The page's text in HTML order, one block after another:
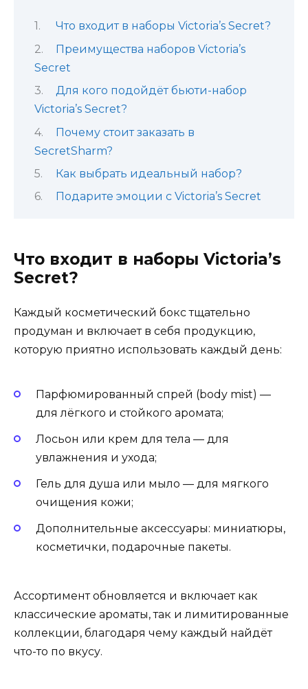
Что входит в наборы Victoria’s Secret?
Преимущества наборов Victoria’s
Secret
Для кого подойдёт бьюти-набор
Victoria’s Secret?
Почему стоит заказать в
SecretSharm?
Как выбрать идеальный набор?
Подарите эмоции с Victoria’s Secret
Что входит в наборы Victoria’s
Secret?
Каждый косметический бокс тщательно
продуман и включает в себя продукцию,
которую приятно использовать каждый день:
Парфюмированный спрей (body mist) —
для лёгкого и стойкого аромата;
Лосьон или крем для тела — для
увлажнения и ухода;
Гель для душа или мыло — для мягкого
очищения кожи;
Дополнительные аксессуары: миниатюры,
косметички, подарочные пакеты.
Ассортимент обновляется и включает как
классические ароматы, так и лимитированные
коллекции, благодаря чему каждый найдёт
что-то по вкусу.